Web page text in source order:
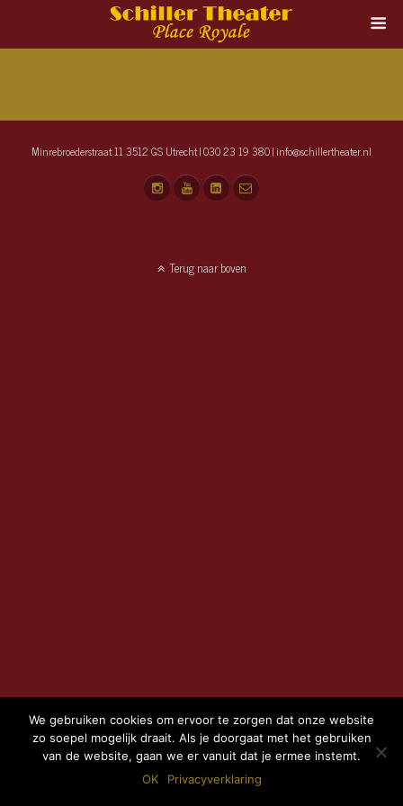
Minrebroederstraat 11 3512 GS Utrecht | 030 23 19 380 | info@schillertheater.nl
We gebruiken cookies om ervoor te zorgen dat onze website
zo soepel mogelijk draait. Als je doorgaat met het gebruiken
van de website, gaan we er vanuit dat je ermee instemt.
OK
Privacyverklaring
Terug naar boven